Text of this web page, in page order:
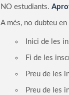
NO estudiants.
A més, no dubteu
Inici de les
Fi de les
Preu de les
Preu de les